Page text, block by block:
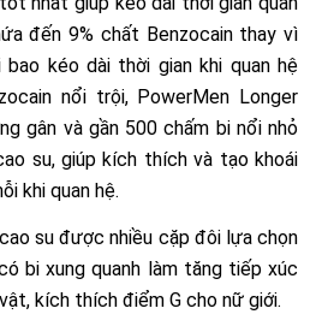
đến 9% chất Benzocain thay vì
kéo dài thời gian khi quan hệ
nổi trội, PowerMen Longer
gân và gần 500 chấm bi nổi nhỏ
su, giúp kích thích và tạo khoái
khi quan hệ.
su được nhiều cặp đôi lựa chọn
bi xung quanh làm tăng tiếp xúc
kích thích điểm G cho nữ giới.